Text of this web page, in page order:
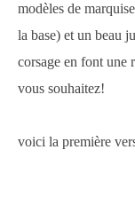
modèles de
la base) et un beau
corsage en font une
vous souhaitez!
voici la première